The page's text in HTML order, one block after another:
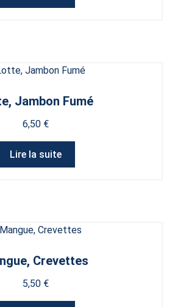
Jambon Fumé
6,50 €
Lire la suite
Crevettes
5,50 €